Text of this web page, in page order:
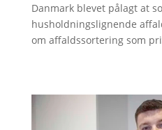
Danmark blevet pålagt at
husholdningslignende
om affaldssortering som